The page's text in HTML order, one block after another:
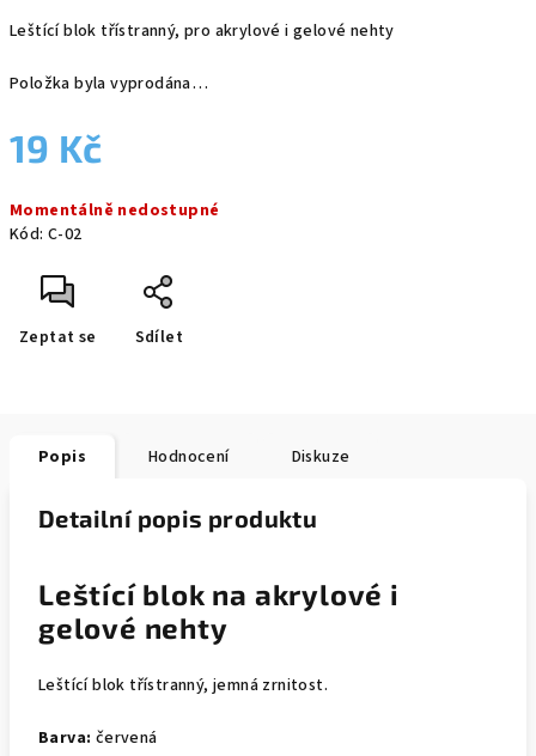
Leštící blok třístranný, pro akrylové i gelové nehty
Položka byla vyprodána…
19 Kč
cena:
Momentálně nedostupné
Kód: C-02
Zeptat se Sdílet
Popis Hodnocení Diskuze
Detailní popis produktu
Leštící blok na akrylové i
gelové nehty
Leštící blok třístranný, jemná zrnitost.
Barva: červená